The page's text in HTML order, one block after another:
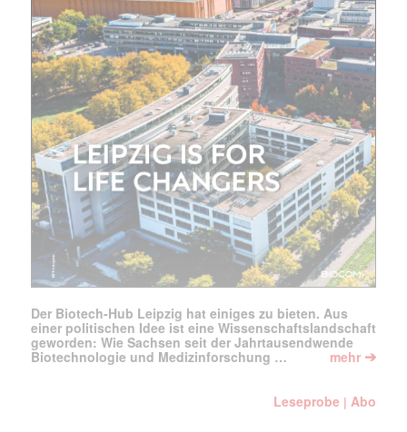
Der Biotech-Hub Leipzig hat einiges zu bieten. Aus
einer politischen Idee ist eine Wissenschaftslandschaft
geworden: Wie Sachsen seit der Jahrtausendwende
Biotechnologie und Medizinforschung …
mehr ➔
Leseprobe |Abo